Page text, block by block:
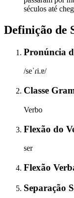
séculos até
Definição de
Pronúncia
/seˈɾi.ɐ/
Classe
Verbo
Flexão do
ser
Flexão
Separação